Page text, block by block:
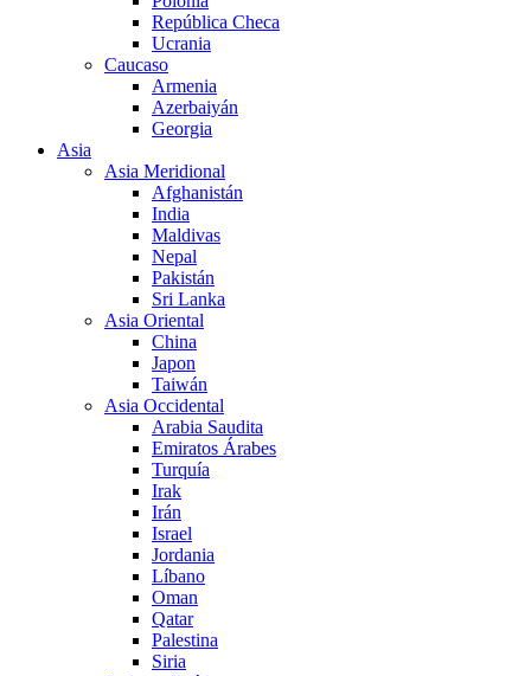
República Checa
Ucrania
Caucaso
Armenia
Azerbaiyán
Georgia
Asia
Asia Meridional
Afghanistán
India
Maldivas
Nepal
Pakistán
Sri Lanka
Asia Oriental
China
Japon
Taiwán
Asia Occidental
Arabia Saudita
Emiratos Árabes
Turquía
Irak
Irán
Israel
Jordania
Líbano
Oman
Qatar
Palestina
Siria